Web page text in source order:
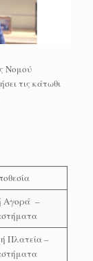
Νομού
τις κάτωθι
Αγορά –
Πλατεία –